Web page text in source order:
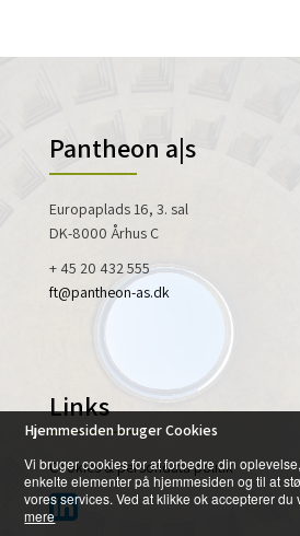
Pantheon a|s
Europaplads 16, 3. sal
DK-8000 Århus C
+ 45 20 432 555
ft@pantheon-as.dk
Links
Cookies & persondata politik
Hjemmesiden bruger Cookies
Vi bruger cookies for at forbedre din
enkelte elementer på hjemmesiden og til at
vores services. Ved at klikke ok accepterer du
mere